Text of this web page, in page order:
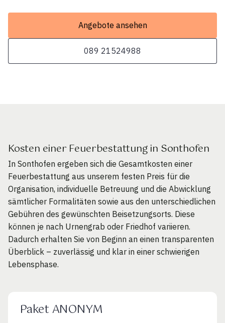
Angebote ansehen
089 21524988
Kosten einer Feuerbestattung in Sonthofen
In Sonthofen ergeben sich die Gesamtkosten einer
Feuerbestattung aus unserem festen Preis für die
Organisation, individuelle Betreuung und die Abwicklung
sämtlicher Formalitäten sowie aus den unterschiedlichen
Gebühren des gewünschten Beisetzungsorts. Diese
können je nach Urnengrab oder Friedhof variieren.
Dadurch erhalten Sie von Beginn an einen transparenten
Überblick – zuverlässig und klar in einer schwierigen
Lebensphase.
Paket ANONYM